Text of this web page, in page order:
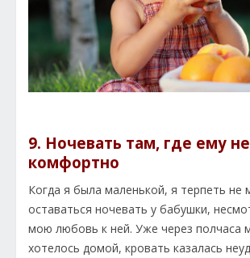
9. Ночевать там, где ему не
комфортно
Когда я была маленькой, я терпеть не
оставаться ночевать у бабушки,
мою любовь к ней. Уже через полчаса
хотелось домой, кровать казалась